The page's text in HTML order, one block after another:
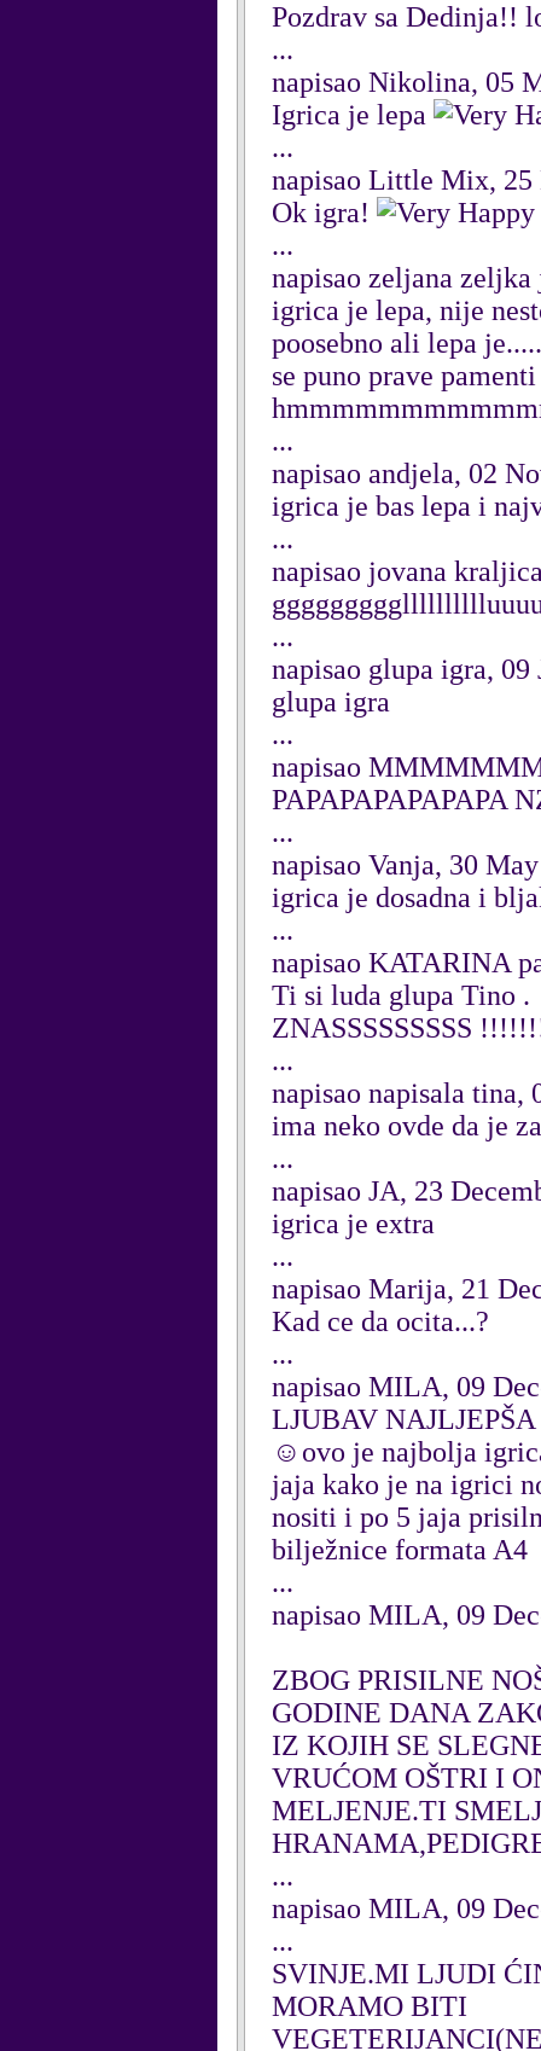
Pozdrav sa Dedinja!!
...
napisao Nikolina, 05
Igrica je lepa
...
napisao Little Mix, 25
Ok igra!
...
napisao zeljana
igrica je lepa, nije
poosebno ali lepa
se puno prave
...
napisao andjela, 02
igrica je bas lepa i
...
napisao jovana
...
napisao glupa igra, 09
glupa igra
...
napisao
PAPAPAPAPAPAPA
...
napisao Vanja, 30
igrica je dosadna i
...
napisao KATARINA
Ti si luda glupa Tino .
ZNASSSSSSSSS
...
napisao napisala tina,
ima neko ovde da je
...
napisao JA, 23
igrica je extra
...
napisao Marija, 21
Kad ce da ocita...?
...
napisao MILA, 09
LJUBAV
☺ovo je najbolja
jaja kako je na igrici
nositi i po 5 jaja
bilježnice formata A4
...
napisao MILA, 09
ZBOG PRISILNE
GODINE DANA
IZ KOJIH SE
VRUĆOM OŠTRI I
MELJENJE.TI
...
napisao MILA, 09
...
SVINJE.MI LJUDI
MORAMO BITI